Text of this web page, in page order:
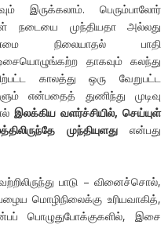
இருக்கலாம். பெரும்பாலோர்
நடையை முந்தியதா அல்லது
நிலையாதல் பாதி
தாகவும் கலந்து
காலத்து ஒரு வேறுபட்ட
என்பதைத் துணிந்து முடிவு
இலக்கிய வளர்ச்சியில், செய்யுள்
முந்தியுளதுஎன்பது
பாடு – வினைச்சொல்,
மொழிநிலைக்கு உரியவாகித்,
பொழுதுபோக்குகளில், இசை